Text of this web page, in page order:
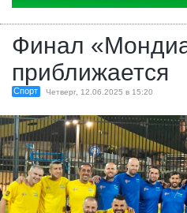
Финал
приближается
Спорт Четверг, 12.06.2025 в 15:20